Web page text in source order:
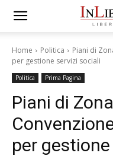
Home Politica
Piani di
per gestione servizi sociali
Politica Prima Pagina
Piani di
per